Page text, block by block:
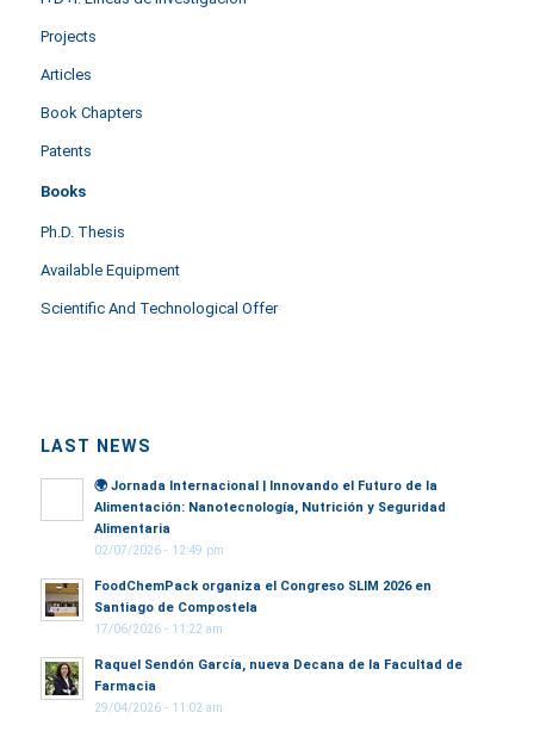
Projects
Articles
Book Chapters
Patents
Books
Ph.D. Thesis
Available Equipment
Scientific And Technological Offer
LAST NEWS
🌍 Jornada Internacional | Innovando el Futuro de la
Alimentación: Nanotecnología, Nutrición y Seguridad
Alimentaria
02/07/2026 - 12:49 pm
FoodChemPack organiza el Congreso SLIM 2026 en
Santiago de Compostela
17/06/2026 - 11:22 am
Raquel Sendón García, nueva Decana de la Facultad de
Farmacia
29/04/2026 - 11:02 am